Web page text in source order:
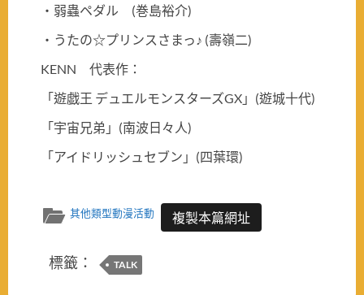
・弱蟲ペダル (巻島裕介)
・うたの☆プリンスさまっ♪ (壽嶺二)
KENN 代表作：
「遊戯王 デュエルモンスターズGX」(遊城十代)
「宇宙兄弟」(南波日々人)
「アイドリッシュセブン」(四葉環)
其他類型動漫活動 複製本篇網址
標籤： TALK